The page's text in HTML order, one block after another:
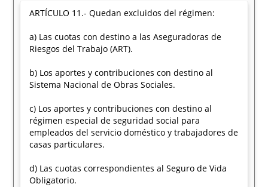
ARTÍCULO 11.- Quedan excluidos del régimen:
a) Las cuotas con destino a las Aseguradoras de
Riesgos del Trabajo (ART).
b) Los aportes y contribuciones con destino al
Sistema Nacional de Obras Sociales.
c) Los aportes y contribuciones con destino al
régimen especial de seguridad social para
empleados del servicio doméstico y trabajadores de
casas particulares.
d) Las cuotas correspondientes al Seguro de Vida
Obligatorio.